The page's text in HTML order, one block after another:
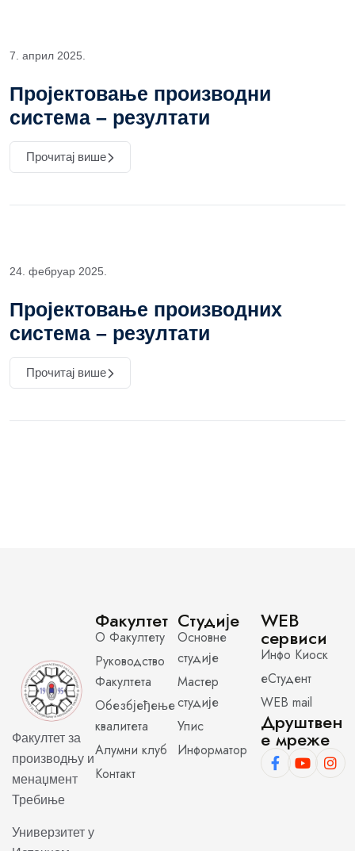
7. април 2025.
Пројектовање производни
система – резултати
Прочитај више
24. фебруар 2025.
Пројектовање производних
система – резултати
Прочитај више
Факултет за
производњу и
менаџмент
Требиње
Универзитет у
Факултет
О Факултету
Руководство
Факултета
Обезбјеђење
квалитета
Алумни клуб
Контакт
Студије
Основне
студије
Мастер
студије
Упис
Информатор
WEB
сервиси
Инфо Киоск
еСтудент
WEB mail
Друштвен
е мреже